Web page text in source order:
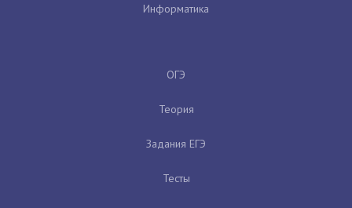
Информатика
ОГЭ
Теория
Задания ЕГЭ
Тесты